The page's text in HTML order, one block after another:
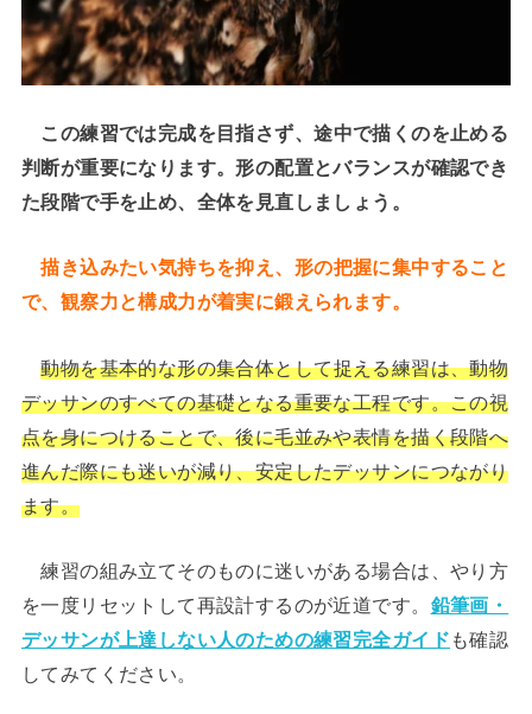
この練習では完成を目指さず、途中で描くのを止める
判断が重要になります。形の配置とバランスが確認でき
た段階で手を止め、全体を見直しましょう。
描き込みたい気持ちを抑え、形の把握に集中すること
で、観察力と構成力が着実に鍛えられます。
動物を基本的な形の集合体として捉える練習は、動物
デッサンのすべての基礎となる重要な工程です。この視
点を身につけることで、後に毛並みや表情を描く段階へ
進んだ際にも迷いが減り、安定したデッサンにつながり
ます。
練習の組み立てそのものに迷いがある場合は、やり方
を一度リセットして再設計するのが近道です。 鉛筆画・
デッサンが上達しない人のための練習完全ガイド も確認
してみてください。